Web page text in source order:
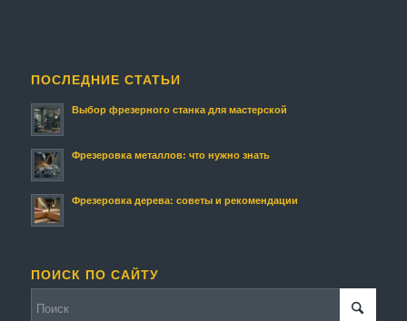
ПОСЛЕДНИЕ СТАТЬИ
Выбор фрезерного станка для мастерской
Фрезеровка металлов: что нужно знать
Фрезеровка дерева: советы и рекомендации
ПОИСК ПО САЙТУ